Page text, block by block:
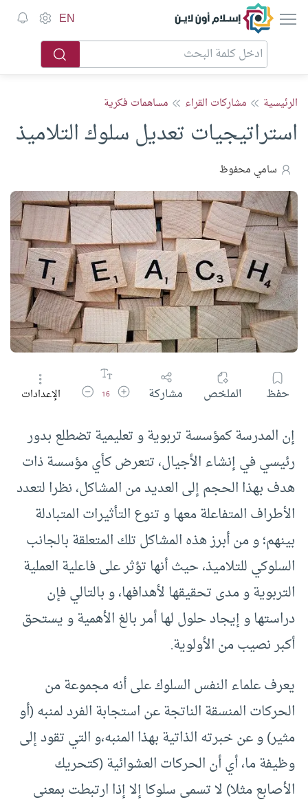
إسلام أون لاين EN
الرئيسية مشاركات القراء مساهمات فكرية
استراتيجيات تعديل سلوك التلاميذ
سامي محفوظ
حفظ الملخص مشاركة زيادة حجم الخط
16 تقليل حجم الخط
الإعدادات
إن المدرسة كمؤسسة تربوية و تعليمية تضطلع بدور
رئيسي في إنشاء الأجيال، تتعرض كأي مؤسسة ذات
هدف بهذا الحجم إلى العديد من المشاكل، نظرا لتعدد
الأطراف المتفاعلة معها و تنوع التأثيرات المتبادلة
بينهم؛ و من أبرز هذه المشاكل تلك المتعلقة بالجانب
السلوكي للتلاميذ، حيث أنها تؤثر على فاعلية العملية
التربوية و مدى تحقيقها لأهدافها، و بالتالي فإن
دراستها و إيجاد حلول لها أمر بالغ الأهمية و يستحق
أكبر نصيب من الأولوية.
يعرف علماء النفس السلوك على أنه مجموعة من
الحركات المنسقة الناتجة عن استجابة الفرد لمنبه (أو
مثير) و عن خبرته الذاتية بهذا المنبه،و التي تقود إلى
وظيفة ما، أي أن الحركات العشوائية (كتحريك
الأصابع مثلا) لا تسمى سلوكا إلا إذا ارتبطت بمعنى